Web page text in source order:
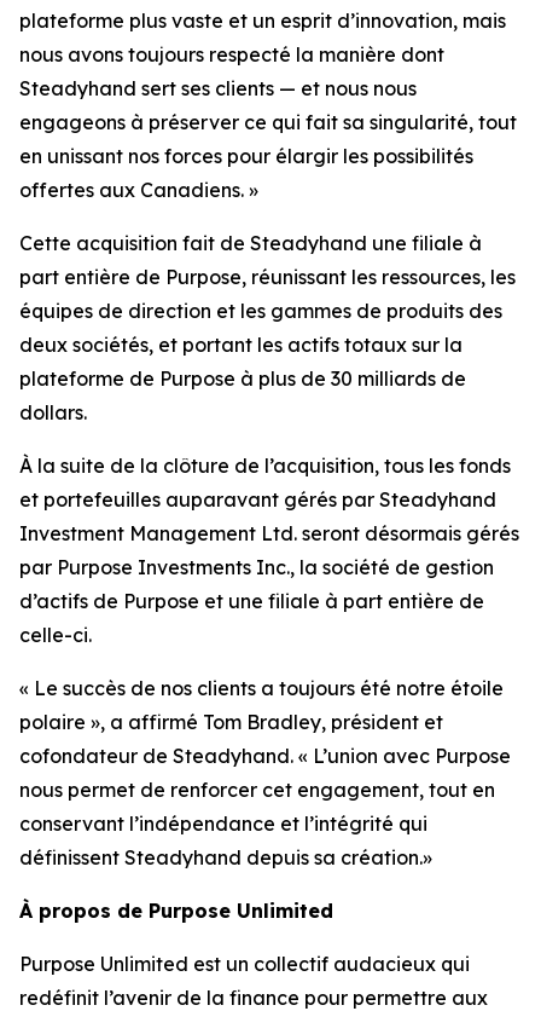
plateforme plus vaste et un esprit d’innovation, mais
nous avons toujours respecté la manière dont
Steadyhand sert ses clients — et nous nous
engageons à préserver ce qui fait sa singularité, tout
en unissant nos forces pour élargir les possibilités
offertes aux Canadiens. »
Cette acquisition fait de Steadyhand une filiale à
part entière de Purpose, réunissant les ressources, les
équipes de direction et les gammes de produits des
deux sociétés, et portant les actifs totaux sur la
plateforme de Purpose à plus de 30 milliards de
dollars.
À la suite de la clôture de l’acquisition, tous les fonds
et portefeuilles auparavant gérés par Steadyhand
Investment Management Ltd. seront désormais gérés
par Purpose Investments Inc., la société de gestion
d’actifs de Purpose et une filiale à part entière de
celle-ci.
« Le succès de nos clients a toujours été notre étoile
polaire », a affirmé Tom Bradley, président et
cofondateur de Steadyhand. « L’union avec Purpose
nous permet de renforcer cet engagement, tout en
conservant l’indépendance et l’intégrité qui
définissent Steadyhand depuis sa création.»
À propos de Purpose Unlimited
Purpose Unlimited est un collectif audacieux qui
redéfinit l’avenir de la finance pour permettre aux